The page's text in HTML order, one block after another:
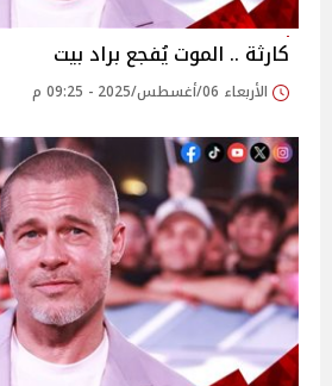
كارثة .. الموت يُفجع براد بيت
الأربعاء 06/أغسطس/2025 - 09:25 م